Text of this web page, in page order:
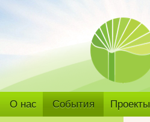
О нас События Проекты